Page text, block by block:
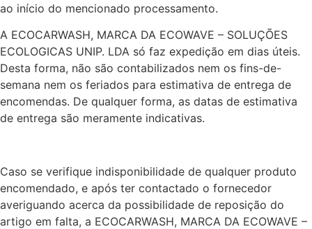
ao início do mencionado processamento.
A ECOCARWASH, MARCA DA ECOWAVE – SOLUÇÕES
ECOLOGICAS UNIP. LDA só faz expedição em dias úteis.
Desta forma, não são contabilizados nem os fins-de-
semana nem os feriados para estimativa de entrega de
encomendas. De qualquer forma, as datas de estimativa
de entrega são meramente indicativas.
Caso se verifique indisponibilidade de qualquer produto
encomendado, e após ter contactado o fornecedor
averiguando acerca da possibilidade de reposição do
artigo em falta, a ECOCARWASH, MARCA DA ECOWAVE –